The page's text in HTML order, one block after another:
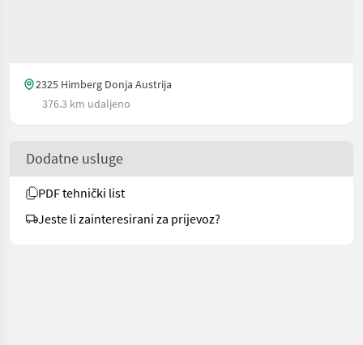
2325 Himberg Donja Austrija
376.3 km udaljeno
Dodatne usluge
PDF tehnički list
Jeste li zainteresirani za prijevoz?